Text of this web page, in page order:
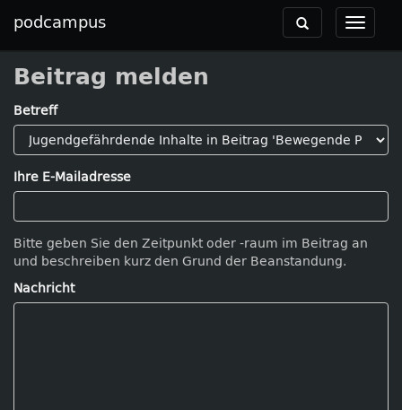
podcampus
Toggle
Toggle
navigation
Beitrag melden
Betreff
Ihre E-Mailadresse
Bitte geben Sie den Zeitpunkt oder -raum im Beitrag an
und beschreiben kurz den Grund der Beanstandung.
Nachricht